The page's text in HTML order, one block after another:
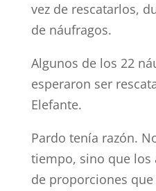
vez de rescatarlos,
de náufragos.
Algunos de los 22
esperaron ser
Elefante.
Pardo tenía razón.
tiempo, sino que los
de proporciones